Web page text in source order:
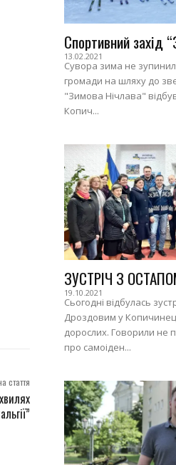
стаття
Спортивний захід
13.02.2021
Сувора зима не
громади на шляху до
"Зимова Нічлава"
Копич...
ЗУСТРІЧ З
19.10.2021
Сьогодні відбулась
Дроздовим у
дорослих. Говорили не
про самоіден...